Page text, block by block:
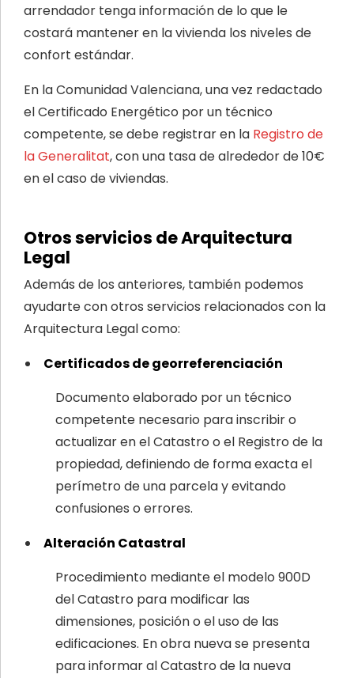
arrendador tenga información de lo que le
costará mantener en la vivienda los niveles de
confort estándar.
En la Comunidad Valenciana, una vez redactado
el Certificado Energético por un técnico
competente, se debe registrar en la Registro de
la Generalitat, con una tasa de alrededor de 10€
en el caso de viviendas.
Otros servicios de Arquitectura
Legal
Además de los anteriores, también podemos
ayudarte con otros servicios relacionados con la
Arquitectura Legal como:
Certificados de georreferenciación
Documento elaborado por un técnico
competente necesario para inscribir o
actualizar en el Catastro o el Registro de la
propiedad, definiendo de forma exacta el
perímetro de una parcela y evitando
confusiones o errores.
Alteración Catastral
Procedimiento mediante el modelo 900D
del Catastro para modificar las
dimensiones, posición o el uso de las
edificaciones. En obra nueva se presenta
para informar al Catastro de la nueva